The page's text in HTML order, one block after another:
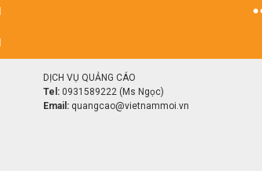
DỊCH VỤ QUẢNG CÁO
Tel: 0931589222 (Ms Ngọc)
Email: quangcao@vietnammoi.vn